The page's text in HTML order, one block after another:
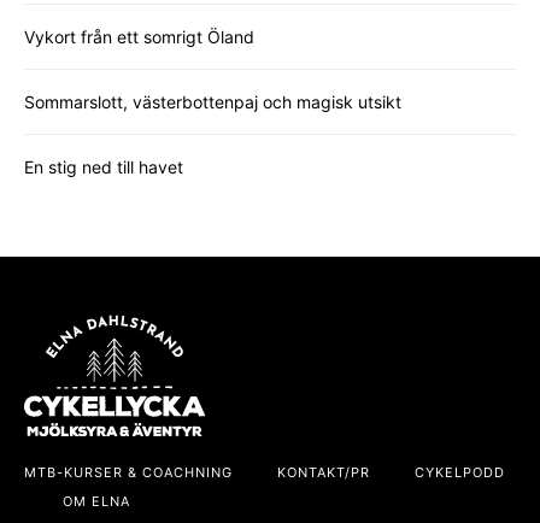
Vykort från ett somrigt Öland
Sommarslott, västerbottenpaj och magisk utsikt
En stig ned till havet
MTB-KURSER & COACHNING KONTAKT/PR
CYKELPODD
OM ELNA